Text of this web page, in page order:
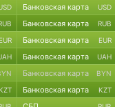
Банковская карта USD
Банковская карта RUB
EUR Банковская карта EUR
Банковская карта UAH
Банковская карта BYN
Банковская карта KZT